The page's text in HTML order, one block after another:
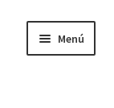
Menú